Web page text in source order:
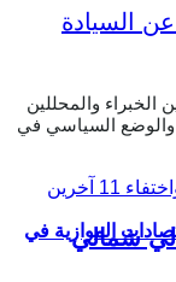
الموازية في
والمحللين
والوضع السياسي في
شمالي